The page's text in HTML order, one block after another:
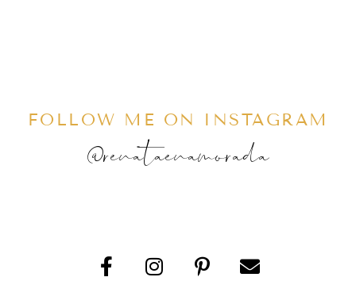
FOLLOW ME ON INSTAGRAM
@renataenamorada